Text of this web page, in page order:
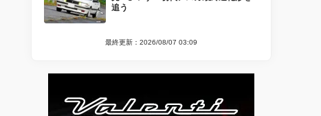
追う
最終更新：2026/08/07 03:09